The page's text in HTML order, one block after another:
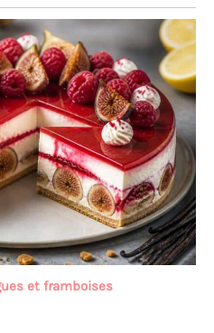
et framboises